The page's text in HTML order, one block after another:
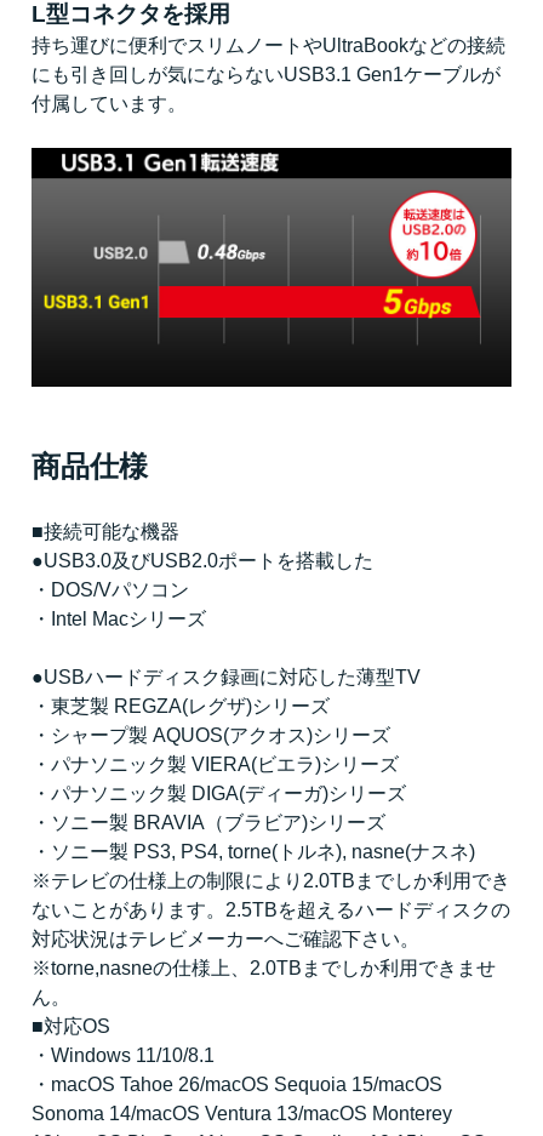
L型コネクタを採用
持ち運びに便利でスリムノートやUltraBookなどの接続
にも引き回しが気にならないUSB3.1 Gen1ケーブルが
付属しています。
商品仕様
■接続可能な機器
●USB3.0及びUSB2.0ポートを搭載した
・DOS/Vパソコン
・Intel Macシリーズ
●USBハードディスク録画に対応した薄型TV
・東芝製 REGZA(レグザ)シリーズ
・シャープ製 AQUOS(アクオス)シリーズ
・パナソニック製 VIERA(ビエラ)シリーズ
・パナソニック製 DIGA(ディーガ)シリーズ
・ソニー製 BRAVIA（ブラビア)シリーズ
・ソニー製 PS3, PS4, torne(トルネ), nasne(ナスネ)
※テレビの仕様上の制限により2.0TBまでしか利用でき
ないことがあります。2.5TBを超えるハードディスクの
対応状況はテレビメーカーへご確認下さい。
※torne,nasneの仕様上、2.0TBまでしか利用できませ
ん。
■対応OS
・Windows 11/10/8.1
・macOS Tahoe 26/macOS Sequoia 15/macOS
Sonoma 14/macOS Ventura 13/macOS Monterey